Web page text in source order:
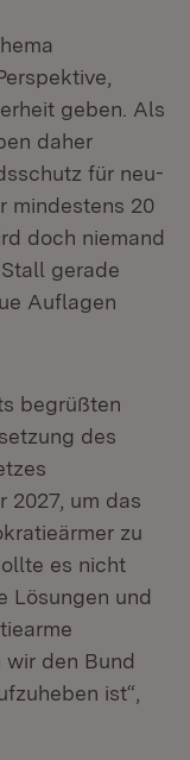
geben. Als
daher
für neu-
mindestens 20
doch niemand
gerade
Auflagen
begrüßten
des
2027, um das
zu
es nicht
Lösungen und
den Bund
ist“,